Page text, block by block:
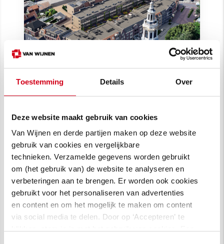
Toestemming Details Over
Deze website maakt gebruik van cookies
Van Wijnen en derde partijen maken op deze website
gebruik van cookies en vergelijkbare
technieken. Verzamelde gegevens worden gebruikt
om (het gebruik van) de website te analyseren en
verbeteringen aan te brengen. Er worden ook cookies
gebruikt voor het personaliseren van advertenties
en content en om het mogelijk te maken om content
via social media te delen. Door op ‘Accepteren’ te
Wonen bij de Toren: 104
Binnenstedelijke ontwikkeling van 104
woningen in het centrum van Nijkerk met
appartementen, stadswoningen en sociale
huur.